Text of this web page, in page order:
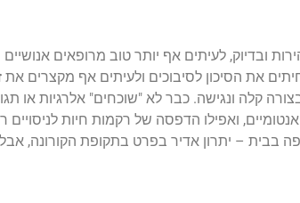
ובדיוק, לעיתים אף יותר טוב מרופאים אנושיים
את הסיכון לסיבוכים ולעיתים אף מקצרים
קלה ונגישה. כבר לא "שוכחים" אלרגיות או
ואפילו הדפסה של רקמות חיות לניסויים
בבית – יתרון אדיר בפרט בתקופת הקורונה,